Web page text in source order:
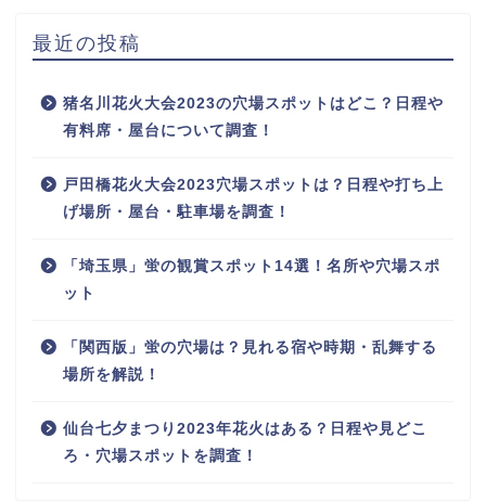
最近の投稿
猪名川花火大会2023の穴場スポットはどこ？日程や
有料席・屋台について調査！
戸田橋花火大会2023穴場スポットは？日程や打ち上
げ場所・屋台・駐車場を調査！
「埼玉県」蛍の観賞スポット14選！名所や穴場スポ
ット
「関西版」蛍の穴場は？見れる宿や時期・乱舞する
場所を解説！
仙台七夕まつり2023年花火はある？日程や見どこ
ろ・穴場スポットを調査！